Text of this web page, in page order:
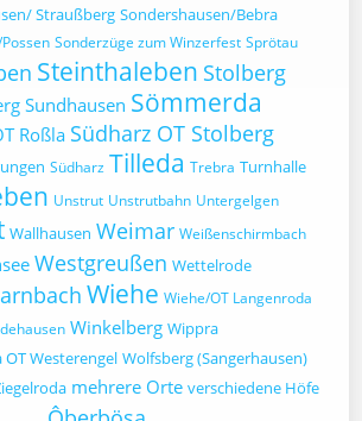
Straußberg Sondershausen/Bebra
Sonderzüge zum Winzerfest Sprötau
Steinthaleben Stolberg
Sundhausen Sömmerda
Roßla Südharz OT Stolberg
Südharz Tilleda Trebra Turnhalle
Unstrut Unstrutbahn Untergelgen
Wallhausen Weimar Weißenschirmbach
Westgreußen Wettelrode
Wiehe Wiehe/OT Langenroda
Winkelberg Wippra
Westerengel Wolfsberg (Sangerhausen)
mehrere Orte verschiedene Höfe